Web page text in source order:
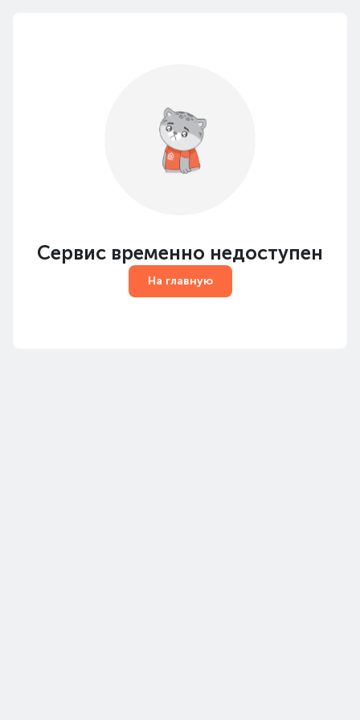
Сервис временно недоступен
На главную